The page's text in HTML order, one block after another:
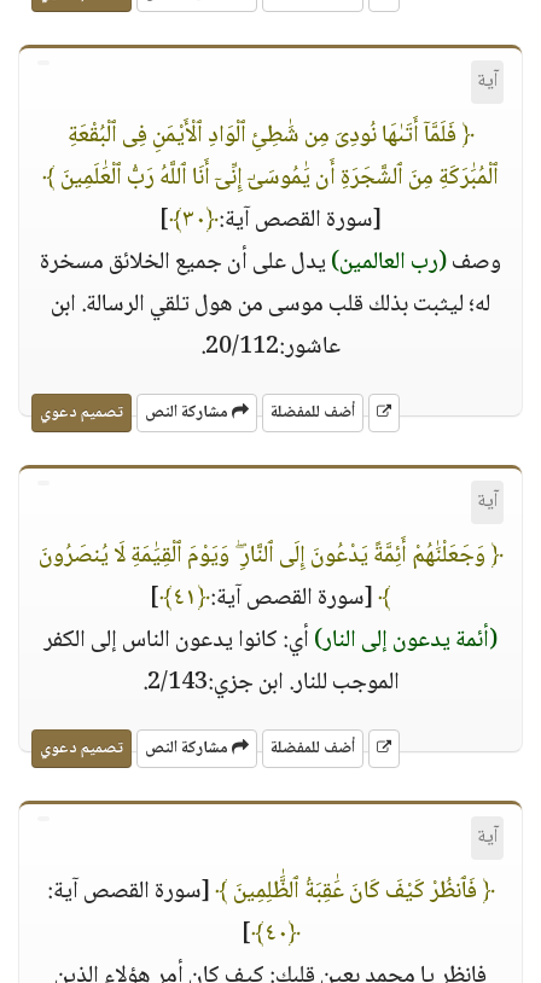
آية
﴿ فَلَمَّآ أَتَىٰهَا نُودِىَ مِن شَٰطِئِ ٱلْوَادِ ٱلْأَيْمَنِ فِى ٱلْبُقْعَةِ
ٱلْمُبَٰرَكَةِ مِنَ ٱلشَّجَرَةِ أَن يَٰمُوسَىٰٓ إِنِّىٓ أَنَا ٱللَّهُ رَبُّ ٱلْعَٰلَمِينَ ﴾
[سورة القصص آية:﴿٣٠﴾
]
وصف(رب العالمين)يدل على أن جميع الخلائق مسخرة
له؛ ليثبت بذلك قلب موسى من هول تلقي الرسالة. ابن
عاشور:20/112.
أضف للمفضلة مشاركة النص تصميم دعوي
آية
﴿ وَجَعَلْنَٰهُمْ أَئِمَّةً يَدْعُونَ إِلَى ٱلنَّارِ ۖ وَيَوْمَ ٱلْقِيَٰمَةِ لَا يُنصَرُونَ
﴾[سورة القصص آية:﴿٤١﴾
]
(أئمة يدعون إلى النار)أي: كانوا يدعون الناس إلى الكفر
الموجب للنار. ابن جزي:2/143.
أضف للمفضلة مشاركة النص تصميم دعوي
آية
﴿ فَٱنظُرْ كَيْفَ كَانَ عَٰقِبَةُ ٱلظَّٰلِمِينَ ﴾[سورة القصص آية:
﴿٤٠﴾
]